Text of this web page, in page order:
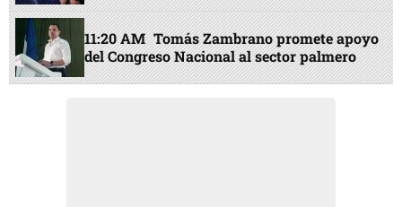
11:20 AM Tomás Zambrano promete apoyo
del Congreso Nacional al sector palmero